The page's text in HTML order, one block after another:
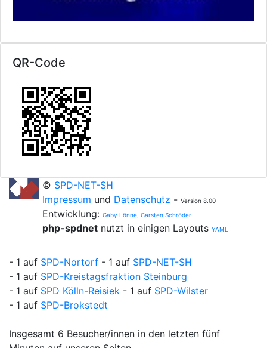
QR-Code
© SPD-NET-SH
Impressum und Datenschutz - Version 8.00
Entwicklung: Gaby Lönne, Carsten Schröder
php-spdnet nutzt in einigen Layouts YAML
- 1 auf SPD-Nortorf - 1 auf SPD-NET-SH
- 1 auf SPD-Kreistagsfraktion Steinburg
- 1 auf SPD Kölln-Reisiek - 1 auf SPD-Wilster
- 1 auf SPD-Brokstedt
Insgesamt 6 Besucher/innen in den letzten fünf